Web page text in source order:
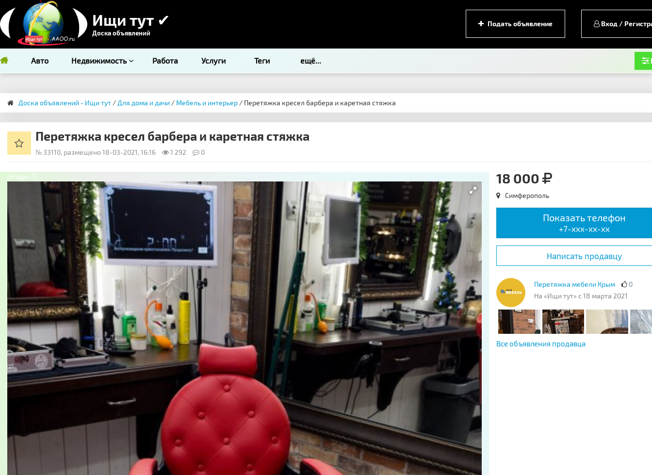
Ищи тут ✔
Доска объявлений
Подать объявление Вход /
Авто Недвижимость Работа Услуги Теги ещё...
Доска объявлений - Ищи тут / Для дома и дачи / Мебель и интерьер / Перетяжка кресел барбера и каретная стяжка
Перетяжка кресел барбера и каретная стяжка
№ 33110, размещено 18-03-2021, 16:16 1 292 0
[image-1] 18 000
Симферополь
Показать телефон
+7-xxx-xx-xx
Написать продавцу
Перетяжка мебели Крым
0
На «Ищи тут» с 18 марта 2021
Все объявления продавца